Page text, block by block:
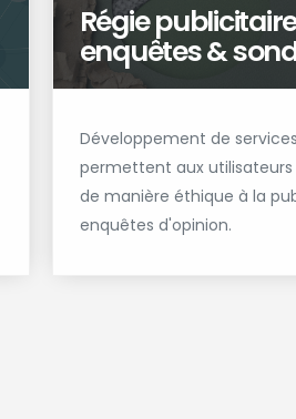
Régie
enquêtes &
Développement de
permettent aux utilisateurs
de manière éthique à la
enquêtes d'opinion.